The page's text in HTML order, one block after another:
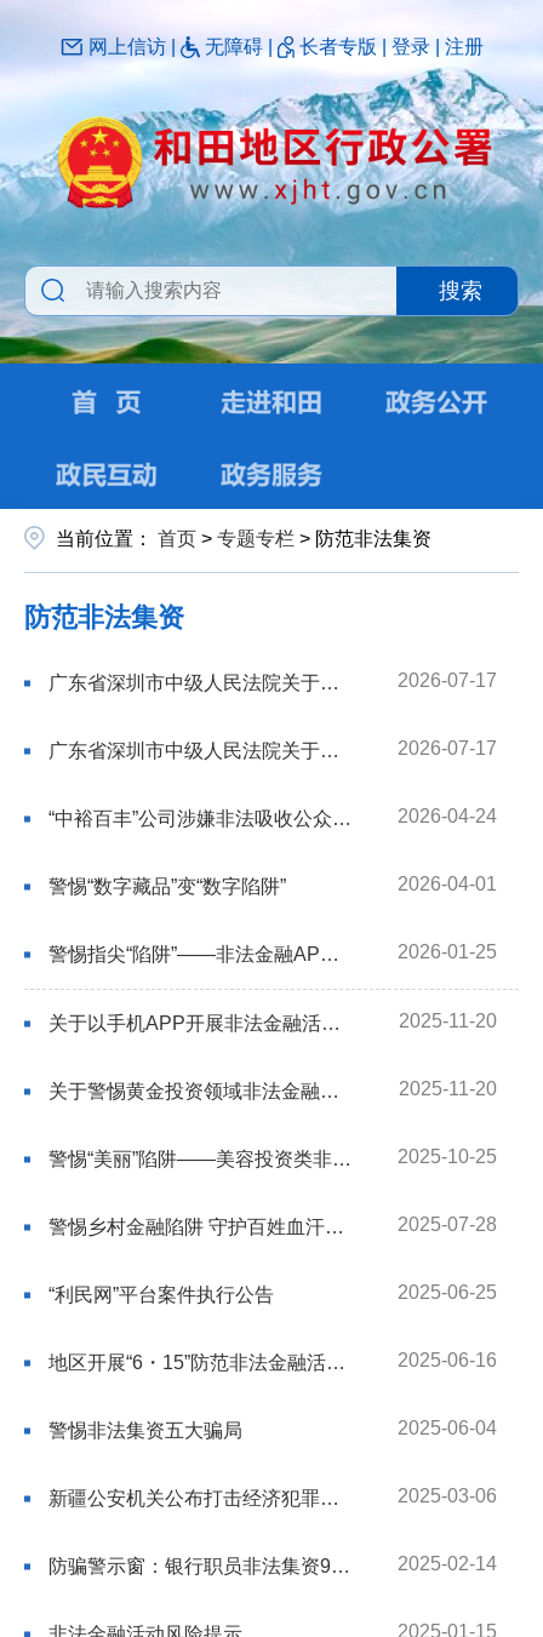
网上信访 无障碍 长者专版 | 登录 注册
搜索
当前位置： 首页 > 专题专栏 > 防范非法集资
防范非法集资
2026-07-17
广东省深圳市中级人民法院关于开展“中金黄金”案退赔工作的公告
2026-07-17
广东省深圳市中级人民法院关于开展“文燊威”案退赔工作的公告（第一次）
2026-04-24
“中裕百丰”公司涉嫌非法吸收公众存款案集资参与人信息登记公告
2026-04-01
警惕“数字藏品”变“数字陷阱”
2026-01-25
警惕指尖“陷阱”——非法金融APP防范指南
2025-11-20
关于以手机APP开展非法金融活动的风险预警提示
2025-11-20
关于警惕黄金投资领域非法金融活动的风险提示
2025-10-25
警惕“美丽”陷阱——美容投资类非法集资案例解析与防范
2025-07-28
警惕乡村金融陷阱 守护百姓血汗钱财
2025-06-25
“利民网”平台案件执行公告
2025-06-16
地区开展“6・15”防范非法金融活动集中宣传日活动
2025-06-04
警惕非法集资五大骗局
2025-03-06
新疆公安机关公布打击经济犯罪十大典型案例
2025-02-14
防骗警示窗：银行职员非法集资9368.33万
2025-01-15